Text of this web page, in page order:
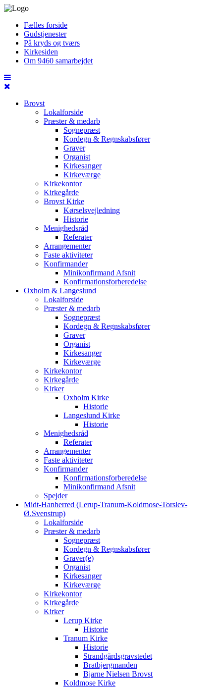
Fælles forside
Gudstjenester
På kryds og tværs
Kirkesiden
Om 9460 samarbejdet
Brovst
Lokalforside
Præster & medarb
Sognepræst
Kordegn & Regnskabsfører
Graver
Organist
Kirkesanger
Kirkeværge
Kirkekontor
Kirkegårde
Brovst Kirke
Kørselsvejledning
Historie
Menighedsråd
Referater
Arrangementer
Faste aktiviteter
Konfirmander
Minikonfirmand Afsnit
Konfirmationsforberedelse
Oxholm & Langeslund
Lokalforside
Præster & medarb
Sognepræst
Kordegn & Regnskabsfører
Graver
Organist
Kirkesanger
Kirkeværge
Kirkekontor
Kirkegårde
Kirker
Oxholm Kirke
Historie
Langeslund Kirke
Historie
Menighedsråd
Referater
Arrangementer
Faste aktiviteter
Konfirmander
Konfirmationsforberedelse
Minikonfirmand Afsnit
Spejder
Midt-Hanherred (Lerup-Tranum-Koldmose-Torslev-
Ø.Svenstrup)
Lokalforside
Præster & medarb
Sognepræst
Kordegn & Regnskabsfører
Graver(e)
Organist
Kirkesanger
Kirkeværge
Kirkekontor
Kirkegårde
Kirker
Lerup Kirke
Historie
Tranum Kirke
Historie
Strandgårdsgravstedet
Bratbjergmanden
Bjarne Nielsen Brovst
Koldmose Kirke